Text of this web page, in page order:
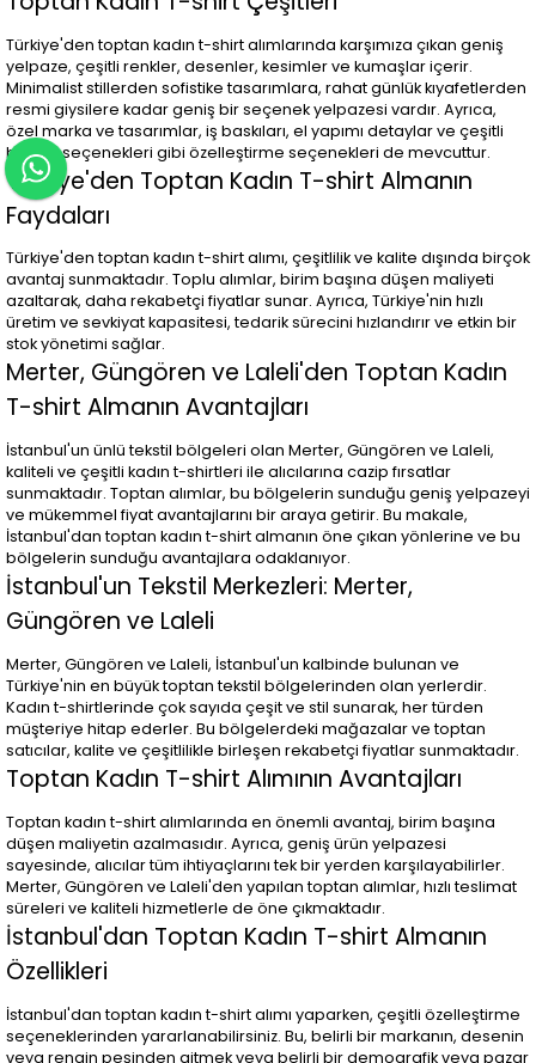
Türkiye'den toptan kadın t-shirt alımlarında karşımıza çıkan geniş
yelpaze, çeşitli renkler, desenler, kesimler ve kumaşlar içerir.
Minimalist stillerden sofistike tasarımlara, rahat günlük kıyafetlerden
resmi giysilere kadar geniş bir seçenek yelpazesi vardır. Ayrıca,
özel marka ve tasarımlar, iş baskıları, el yapımı detaylar ve çeşitli
beden seçenekleri gibi özelleştirme seçenekleri de mevcuttur.
Türkiye'den Toptan Kadın T-shirt Almanın
Faydaları
Türkiye'den toptan kadın t-shirt alımı, çeşitlilik ve kalite dışında birçok
avantaj sunmaktadır. Toplu alımlar, birim başına düşen maliyeti
azaltarak, daha rekabetçi fiyatlar sunar. Ayrıca, Türkiye'nin hızlı
üretim ve sevkiyat kapasitesi, tedarik sürecini hızlandırır ve etkin bir
stok yönetimi sağlar.
Merter, Güngören ve Laleli'den Toptan Kadın
T-shirt Almanın Avantajları
İstanbul'un ünlü tekstil bölgeleri olan Merter, Güngören ve Laleli,
kaliteli ve çeşitli kadın t-shirtleri ile alıcılarına cazip fırsatlar
sunmaktadır. Toptan alımlar, bu bölgelerin sunduğu geniş yelpazeyi
ve mükemmel fiyat avantajlarını bir araya getirir. Bu makale,
İstanbul'dan toptan kadın t-shirt almanın öne çıkan yönlerine ve bu
bölgelerin sunduğu avantajlara odaklanıyor.
İstanbul'un Tekstil Merkezleri: Merter,
Güngören ve Laleli
Merter, Güngören ve Laleli, İstanbul'un kalbinde bulunan ve
Türkiye'nin en büyük toptan tekstil bölgelerinden olan yerlerdir.
Kadın t-shirtlerinde çok sayıda çeşit ve stil sunarak, her türden
müşteriye hitap ederler. Bu bölgelerdeki mağazalar ve toptan
satıcılar, kalite ve çeşitlilikle birleşen rekabetçi fiyatlar sunmaktadır.
Toptan Kadın T-shirt Alımının Avantajları
Toptan kadın t-shirt alımlarında en önemli avantaj, birim başına
düşen maliyetin azalmasıdır. Ayrıca, geniş ürün yelpazesi
sayesinde, alıcılar tüm ihtiyaçlarını tek bir yerden karşılayabilirler.
Merter, Güngören ve Laleli'den yapılan toptan alımlar, hızlı teslimat
süreleri ve kaliteli hizmetlerle de öne çıkmaktadır.
İstanbul'dan Toptan Kadın T-shirt Almanın
Özellikleri
İstanbul'dan toptan kadın t-shirt alımı yaparken, çeşitli özelleştirme
seçeneklerinden yararlanabilirsiniz. Bu, belirli bir markanın, desenin
veya rengin peşinden gitmek veya belirli bir demografik veya pazar